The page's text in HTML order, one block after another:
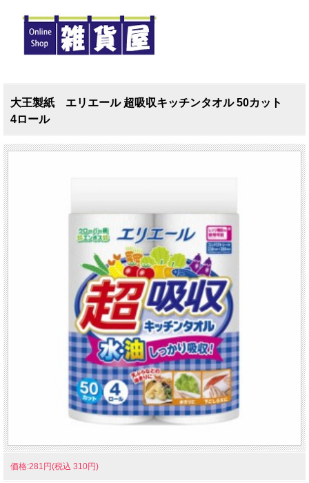
大王製紙 エリエール 超吸収キッチンタオル 50カット
4ロール
価格:281円(税込 310円)